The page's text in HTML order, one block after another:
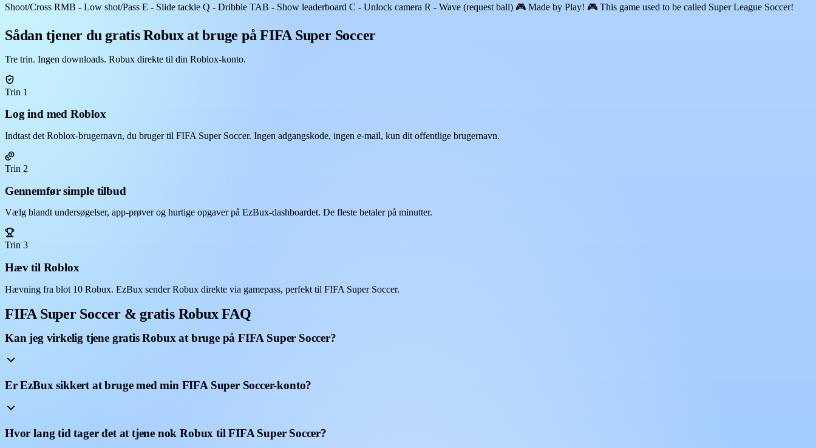
Shoot/Cross RMB - Low shot/Pass E - Slide tackle Q - Dribble TAB - Show leaderboard C - Unlock camera R - Wave (request ball) 🎮 Made by Play! 🎮 This game used to be called Super League Soccer!
Sådan tjener du gratis Robux at bruge på FIFA Super Soccer
Tre trin. Ingen downloads. Robux direkte til din Roblox-konto.
Trin 1
Log ind med Roblox
Indtast det Roblox-brugernavn, du bruger til FIFA Super Soccer. Ingen adgangskode, ingen e-mail, kun dit offentlige brugernavn.
Trin 2
Gennemfør simple tilbud
Vælg blandt undersøgelser, app-prøver og hurtige opgaver på EzBux-dashboardet. De fleste betaler på minutter.
Trin 3
Hæv til Roblox
Hævning fra blot 10 Robux. EzBux sender Robux direkte via gamepass, perfekt til FIFA Super Soccer.
FIFA Super Soccer & gratis Robux FAQ
Kan jeg virkelig tjene gratis Robux at bruge på FIFA Super Soccer?
Er EzBux sikkert at bruge med min FIFA Super Soccer-konto?
Hvor lang tid tager det at tjene nok Robux til FIFA Super Soccer?